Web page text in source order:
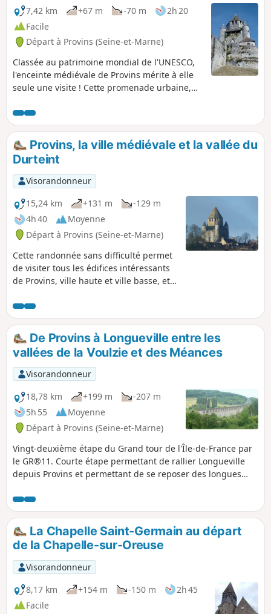
7,42 km
+67 m -70 m
2h 20
Facile
Départ à Provins (Seine-et-Marne)
Classée au patrimoine mondial de l'UNESCO,
l'enceinte médiévale de Provins mérite à elle
seule une visite ! Cette promenade urbaine,
découvrir les principaux sites et monuments
de la ville : remparts, église romane et
collégiale gothique, ancien couvent, ... et la
célèbre Tour César. Circuit conçu par la
Communauté de Communes du Pays du
Provinois et balisé par la FFRP.
Provins, la ville médiévale et la vallée du
Durteint
Visorandonneur
15,24 km
+131 m
-129 m
4h 40
Moyenne
Départ à Provins (Seine-et-Marne)
Cette randonnée sans difficulté permet
de visiter tous les édifices intéressants
de Provins, ville haute et ville basse, et a
comportent les plus belles
concentration de maisons à
colombage. La boucle Nord complète ce
circuit urbain par une escapade
campagnarde visitant quelques points
d'intérêt, et offre aussi des points de
vue sur la ville haute dans son
ensemble.
De Provins à Longueville entre les
vallées de la Voulzie et des Méances
Visorandonneur
18,78 km
+199 m
-207 m
5h 55
Moyenne
Départ à Provins (Seine-et-Marne)
Vingt-deuxième étape du Grand tour de l'Île-de-France par
le GR®11. Courte étape permettant de rallier Longueville
depuis Provins et permettant de se reposer des longues
l'étape est courte, il est proposé au début, pour l'égayer,
une petite boucle dans la vieille ville de Provins afin d'en
découvrir son riche patrimoine.
La Chapelle Saint-Germain au départ
de la Chapelle-sur-Oreuse
Visorandonneur
8,17 km
+154 m -150 m
2h 45
Facile